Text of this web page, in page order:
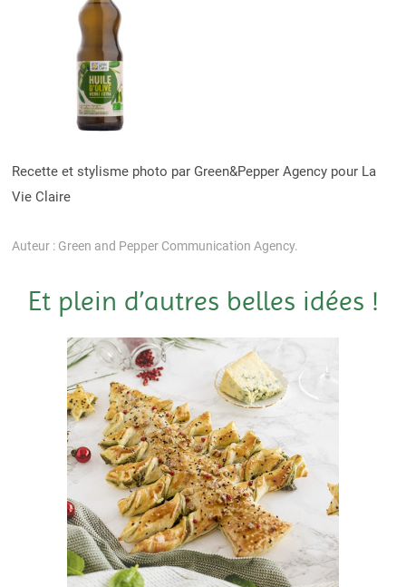
Recette et stylisme photo par Green&Pepper Agency pour La
Vie Claire
Auteur : Green and Pepper Communication Agency.
Et plein d’autres belles idées !